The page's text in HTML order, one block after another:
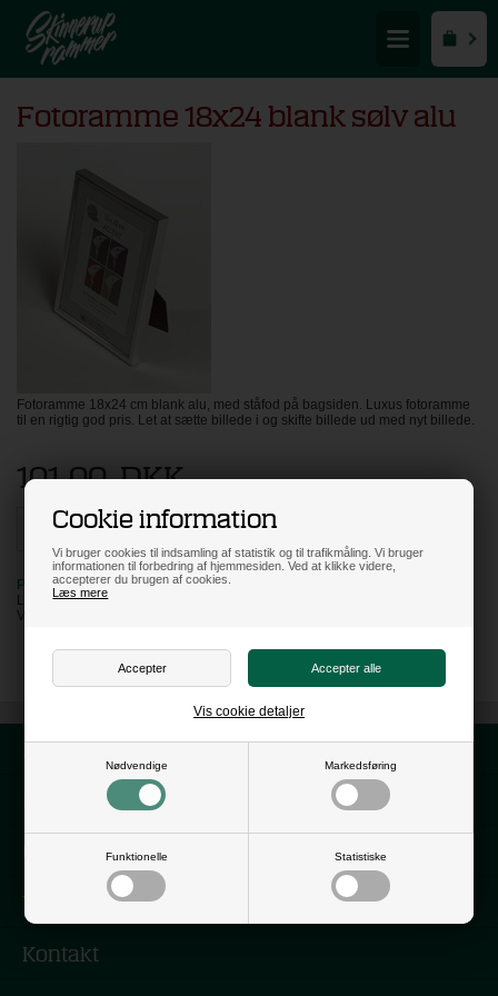
Cookie information
Vi bruger cookies til indsamling af statistik og til trafikmåling. Vi bruger
informationen til forbedring af hjemmesiden. Ved at klikke videre,
accepterer du brugen af cookies.
Læs mere
Nødvendige Markedsføring
Funktionelle Statistiske
Vis cookie detaljer
Fotoramme 18x24 blank sølv alu
Fotoramme 18x24 cm blank alu, med ståfod på bagsiden. Luxus fotoramme
til en rigtig god pris. Let at sætte billede i og skifte billede ud med nyt billede.
101,00DKK
PÅ LAGER
LEVERING: 3 HVERDAGE
VARENR:
Forside
Nyhedsbrev
Om os
Vilkår
Kontakt